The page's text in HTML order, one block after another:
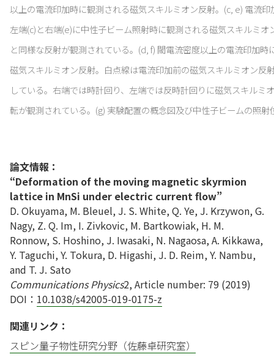
以上の電流印加時に観測される磁気スキルミオン反射。(c, e) 電流印
左端(c)と右端(e)に中性子ビーム照射時に観測される磁気スキルミオ
と同様な反射が観測されている。(d, f) 閾電流密度以上の電流印加時
磁気スキルミオン反射。白点線は電流印加前の磁気スキルミオン反
している。右端では時計回り、左端では反時計回りに磁気スキルミ
転が観測されている。(g) 実験配置の概念図及び中性子ビームの照射
論文情報：
“Deformation of the moving magnetic skyrmion
lattice in MnSi under electric current flow”
D. Okuyama, M. Bleuel, J. S. White, Q. Ye, J. Krzywon, G.
Nagy, Z. Q. Im, I. Zivkovic, M. Bartkowiak, H. M.
Ronnow, S. Hoshino, J. Iwasaki, N. Nagaosa, A. Kikkawa,
Y. Taguchi, Y. Tokura, D. Higashi, J. D. Reim, Y. Nambu,
and T. J. Sato
Communications Physics2, Article number: 79 (2019)
DOI： 10.1038/s42005-019-0175-z
関連リンク：
スピン量子物性研究分野（佐藤卓研究室）